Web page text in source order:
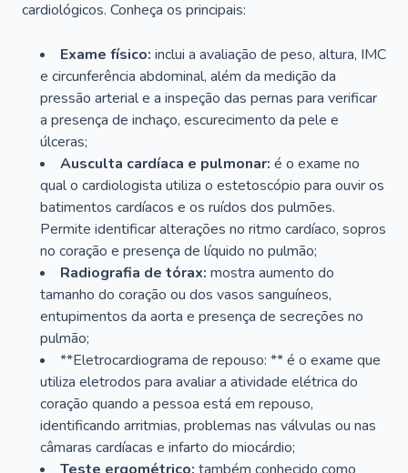
cardiológicos. Conheça os principais:
Exame físico: inclui a avaliação de peso, altura, IMC
e circunferência abdominal, além da medição da
pressão arterial e a inspeção das pernas para verificar
a presença de inchaço, escurecimento da pele e
úlceras;
Ausculta cardíaca e pulmonar: é o exame no
qual o cardiologista utiliza o estetoscópio para ouvir os
batimentos cardíacos e os ruídos dos pulmões.
Permite identificar alterações no ritmo cardíaco, sopros
no coração e presença de líquido no pulmão;
Radiografia de tórax: mostra aumento do
tamanho do coração ou dos vasos sanguíneos,
entupimentos da aorta e presença de secreções no
pulmão;
**Eletrocardiograma de repouso: ** é o exame que
utiliza eletrodos para avaliar a atividade elétrica do
coração quando a pessoa está em repouso,
identificando arritmias, problemas nas válvulas ou nas
câmaras cardíacas e infarto do miocárdio;